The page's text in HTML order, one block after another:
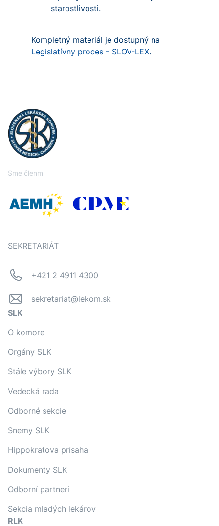
starostlivosti.
Kompletný materiál je dostupný na
Legislatívny proces – SLOV-LEX.
Sme členmi
SEKRETARIÁT
+421 2 4911 4300
sekretariat@lekom.sk
SLK
O komore
Orgány SLK
Stále výbory SLK
Vedecká rada
Odborné sekcie
Snemy SLK
Hippokratova prísaha
Dokumenty SLK
Odborní partneri
Sekcia mladých lekárov
RLK